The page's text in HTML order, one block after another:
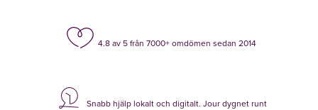
4.8 av 5 från 7000+ omdömen sedan 2014
Snabb hjälp lokalt och digitalt. Jour dygnet runt